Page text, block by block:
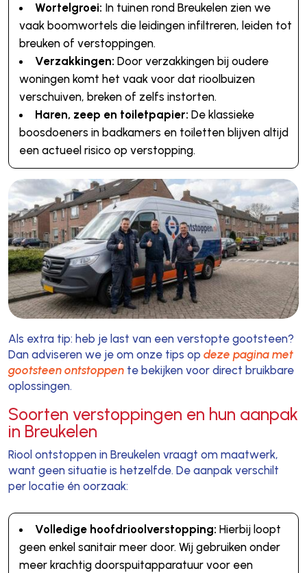
Wortelgroei: In tuinen rond Breukelen zien we
vaak boomwortels die leidingen infiltreren, leiden tot
breuken of verstoppingen.
Verzakkingen: Door verzakkingen bij oudere
woningen komt het vaak voor dat rioolbuizen
verschuiven, breken of zelfs instorten.
Haren, zeep en toiletpapier: De klassieke
boosdoeners in badkamers en toiletten blijven altijd
een actueel risico op verstopping.
Als extra tip: heb je last van een verstopte gootsteen?
Dan adviseren we je om onze tips op deze pagina met
gootsteen ontstoppente bekijken voor direct bruikbare
oplossingen.
Soorten verstoppingen en hun aanpak
in Breukelen
Riool ontstoppen in Breukelen vraagt om maatwerk,
want geen situatie is hetzelfde. De aanpak verschilt
per locatie én oorzaak:
Volledige hoofdrioolverstopping: Hierbij loopt
geen enkel sanitair meer door. Wij gebruiken onder
meer krachtig doorspuitapparatuur voor een